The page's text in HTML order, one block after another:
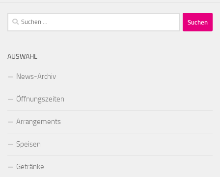
Suchen
nach:
AUSWAHL
News-Archiv
Öffnungszeiten
Arrangements
Speisen
Getränke